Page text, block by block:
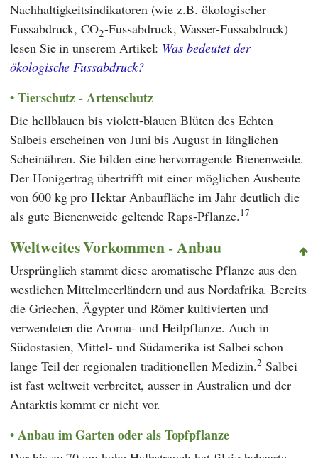
Nachhaltigkeitsindikatoren (wie z.B. ökologischer
Fussabdruck, CO2-Fussabdruck, Wasser-Fussabdruck)
lesen Sie in unserem Artikel: Was bedeutet der
ökologische Fussabdruck?
Tierschutz - Artenschutz
Die hellblauen bis violett-blauen Blüten des Echten
Salbeis erscheinen von Juni bis August in länglichen
Scheinähren. Sie bilden eine hervorragende Bienenweide.
Der Honigertrag übertrifft mit einer möglichen Ausbeute
von 600 kg pro Hektar Anbaufläche im Jahr deutlich die
als gute Bienenweide geltende Raps-Pflanze.17
Weltweites Vorkommen - Anbau
Ursprünglich stammt diese aromatische Pflanze aus den
westlichen Mittelmeerländern und aus Nordafrika. Bereits
die Griechen, Ägypter und Römer kultivierten und
verwendeten die Aroma- und Heilpflanze. Auch in
Südostasien, Mittel- und Südamerika ist Salbei schon
lange Teil der regionalen traditionellen Medizin.2 Salbei
ist fast weltweit verbreitet, ausser in Australien und der
Antarktis kommt er nicht vor.
Anbau im Garten oder als Topfpflanze